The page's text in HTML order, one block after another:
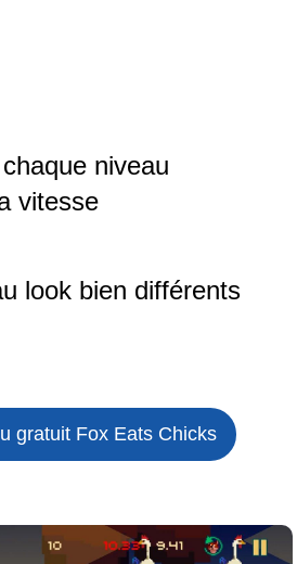
niveau
vitesse
look bien différents
gratuit Fox Eats Chicks